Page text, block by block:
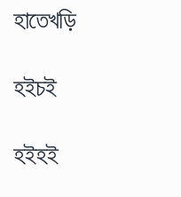
হাতেখড়ি
হইচই
হইহই